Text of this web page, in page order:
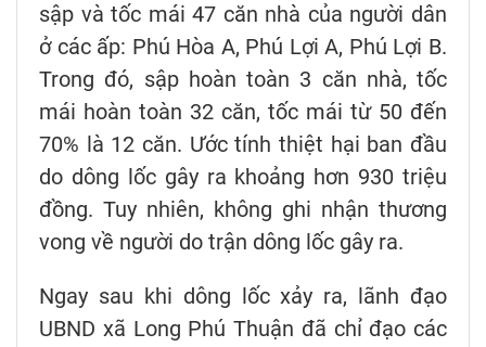
sập và tốc mái 47 căn nhà của người dân
ở các ấp: Phú Hòa A, Phú Lợi A, Phú Lợi B.
Trong đó, sập hoàn toàn 3 căn nhà, tốc
mái hoàn toàn 32 căn, tốc mái từ 50 đến
70% là 12 căn. Ước tính thiệt hại ban đầu
do dông lốc gây ra khoảng hơn 930 triệu
đồng. Tuy nhiên, không ghi nhận thương
vong về người do trận dông lốc gây ra.
Ngay sau khi dông lốc xảy ra, lãnh đạo
UBND xã Long Phú Thuận đã chỉ đạo các